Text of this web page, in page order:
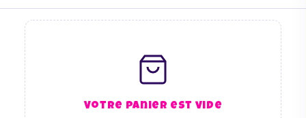
Votre panier est vide